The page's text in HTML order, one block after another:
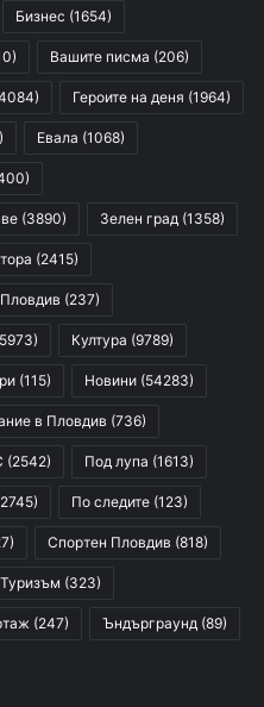
Бизнес (1654)
Вашите писма (206)
Героите на деня (1964)
Евала (1068)
(3890) Зелен град (1358)
(2415)
(237)
Култура (9789)
(115) Новини (54283)
в Пловдив (736)
(2542) Под лупа (1613)
По следите (123)
Спортен Пловдив (818)
Туризъм (323)
(247) Ъндърграунд (89)